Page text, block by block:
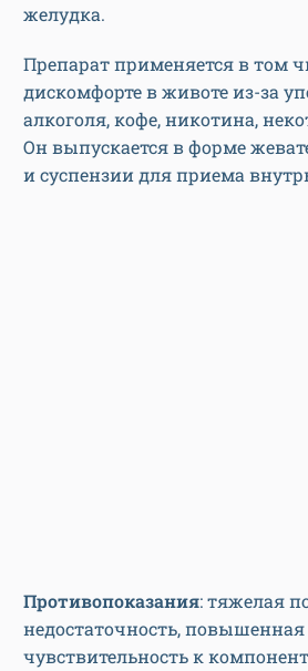
желудка.
Препарат применяется в том
дискомфорте в животе из-за
алкоголя, кофе, никотина,
Он выпускается в форме
и суспензии для приема
Противопоказания: тяжелая
недостаточность, повышенная
чувствительность к